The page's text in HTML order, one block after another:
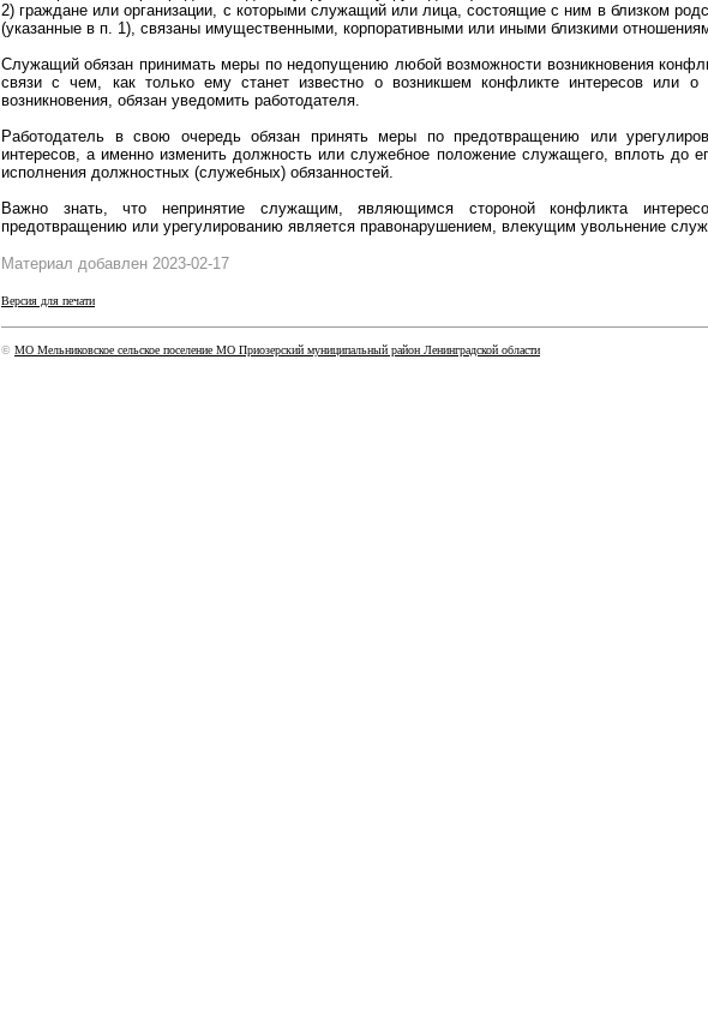
2) граждане или организации, с которыми служащий или лица, состоящие с ним в близком
(указанные в п. 1), связаны имущественными, корпоративными или иными близкими
Служащий обязан принимать меры по недопущению любой возможности возникновения
связи с чем, как только ему станет известно о возникшем конфликте интересов или о
возникновения, обязан уведомить работодателя.
Работодатель в свою очередь обязан принять меры по предотвращению или
интересов, а именно изменить должность или служебное положение служащего, вплоть до
исполнения должностных (служебных) обязанностей.
Важно знать, что непринятие служащим, являющимся стороной конфликта
предотвращению или урегулированию является правонарушением, влекущим увольнение
Материал добавлен 2023-02-17
Версия для печати
© МО Мельниковское сельское поселение МО Приозерский муниципальный район Ленинградской области